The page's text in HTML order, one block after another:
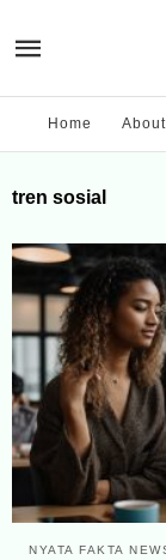
Home
tren sosial
NYATA FAKTA